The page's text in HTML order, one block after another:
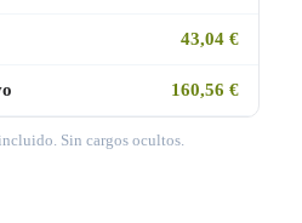
43,04 €
160,56 €
Sin cargos ocultos.